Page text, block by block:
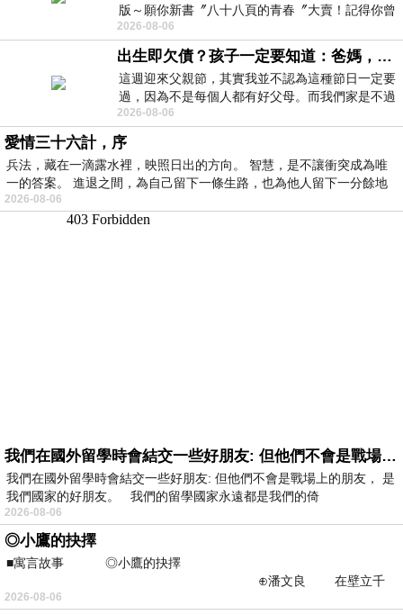
版～願你新書〞八十八頁的青春〞大賣！記得你曾
經在我的版留言…「好讚的圖^^感覺大家
2026-08-06
出生即欠債？孩子一定要知道：爸媽，其實我不欠你們
這週迎來父親節，其實我並不認為這種節日一定要
過，因為不是每個人都有好父母。而我們家是不過
節的，平時也沒什麼儀式感，生活趨近冷
2026-08-06
愛情三十六計，序
兵法，藏在一滴露水裡，映照日出的方向。 智慧，是不讓衝突成為唯
一的答案。 進退之間，為自己留下一條生路，也為他人留下一分餘地
2026-08-06
我們在國外留學時會結交一些好朋友: 但他們不會是戰場上的朋友
我們在國外留學時會結交一些好朋友: 但他們不會是戰場上的朋友， 是
我們國家的好朋友。 我們的留學國家永遠都是我們的倚
2026-08-06
◎小鷹的抉擇
■寓言故事 ◎小鷹的抉擇
⊕潘文良 在壁立千
仞的懸崖上，有一座遮天蔽
2026-08-06